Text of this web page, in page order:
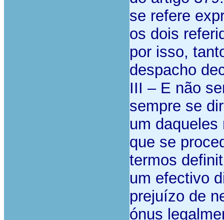
se refere
os dois
por isso,
despacho
III – E não
sempre se
um
que se
termos
um efectivo
prejuízo de
ónus